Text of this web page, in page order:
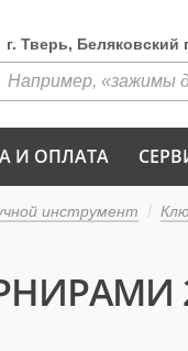
г. Тверь, Беляковский
И ОПЛАТА
инструмент